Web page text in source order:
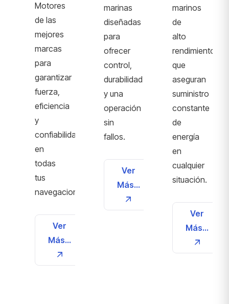
Motores
de las
mejores
marcas
para
garantizar
fuerza,
eficiencia
y
confiabilidad
en
todas
tus
navegaciones.
Ver
Más...
marinas
diseñadas
para
ofrecer
control,
durabilidad
y una
operación
sin
fallos.
Ver
Más...
marinos
de
alto
rendimiento
que
aseguran
suministro
constante
de
energía
en
cualquier
situación.
Ver
Más...